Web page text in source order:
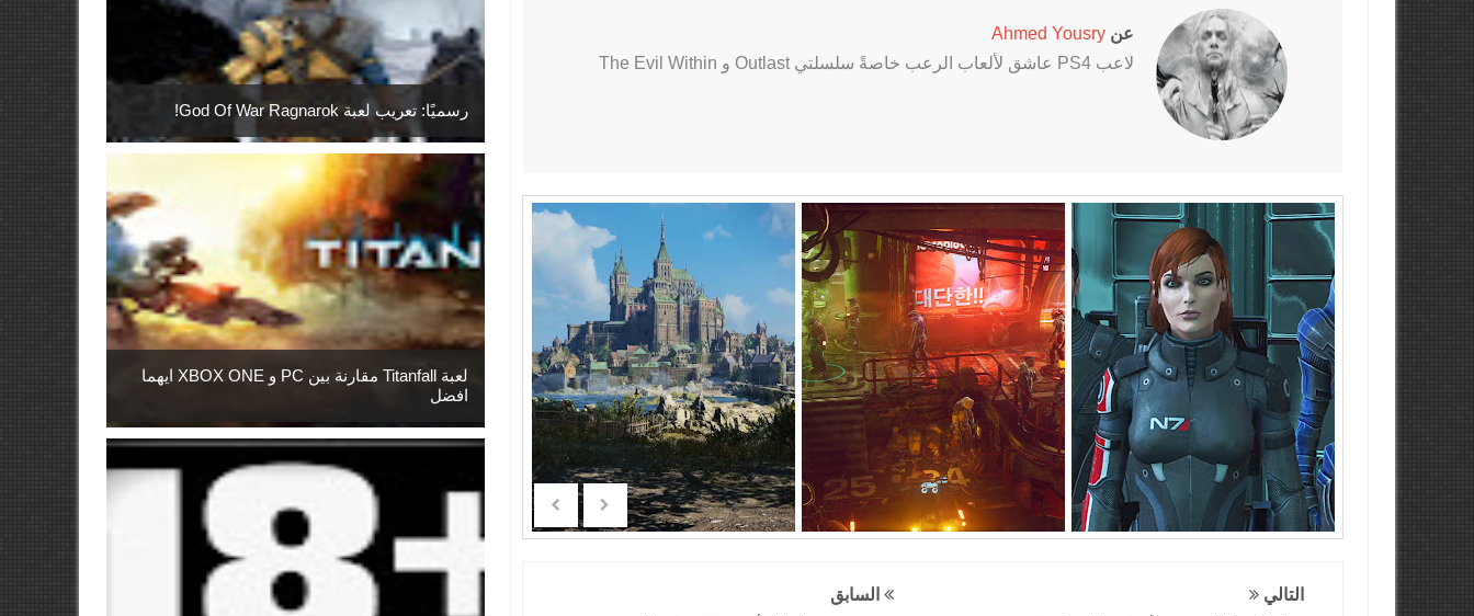
عن Ahmed Yousry
لاعب PS4 عاشق لألعاب الرعب خاصةً سلسلتي Outlast و The Evil Within
التالي
السابق
رسميًا: تعريب لعبة God Of War Ragnarok!
لعبة Titanfall مقارنة بين PC و XBOX ONE ايهما
افضل